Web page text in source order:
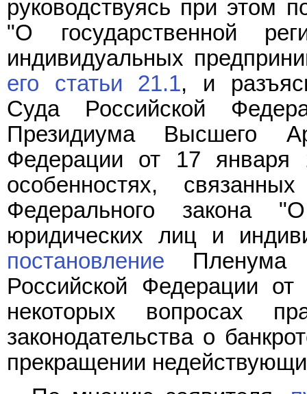
руководствуясь при этом
"О государственной
индивидуальных
его статьи 21.1, и
Суда Российской
Президиума Высшего
Федерации от 17
особенностях,
Федерального закона "О
юридических лиц и
постановление Пленума
Российской Федерации
некоторых вопросах
законодательства о
прекращении